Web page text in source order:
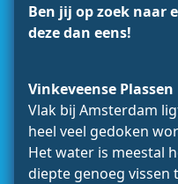
Ben jij op zoek naar
deze dan eens!
Vinkeveense Plassen
Vlak bij Amsterdam
heel veel gedoken
Het water is meestal
diepte genoeg vissen